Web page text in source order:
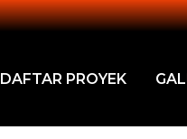
DAFTAR PROYEK
Cari